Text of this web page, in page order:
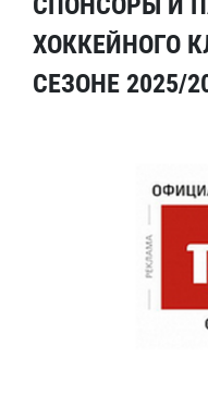
ХОККЕЙНОГО
СЕЗОНЕ 2025/